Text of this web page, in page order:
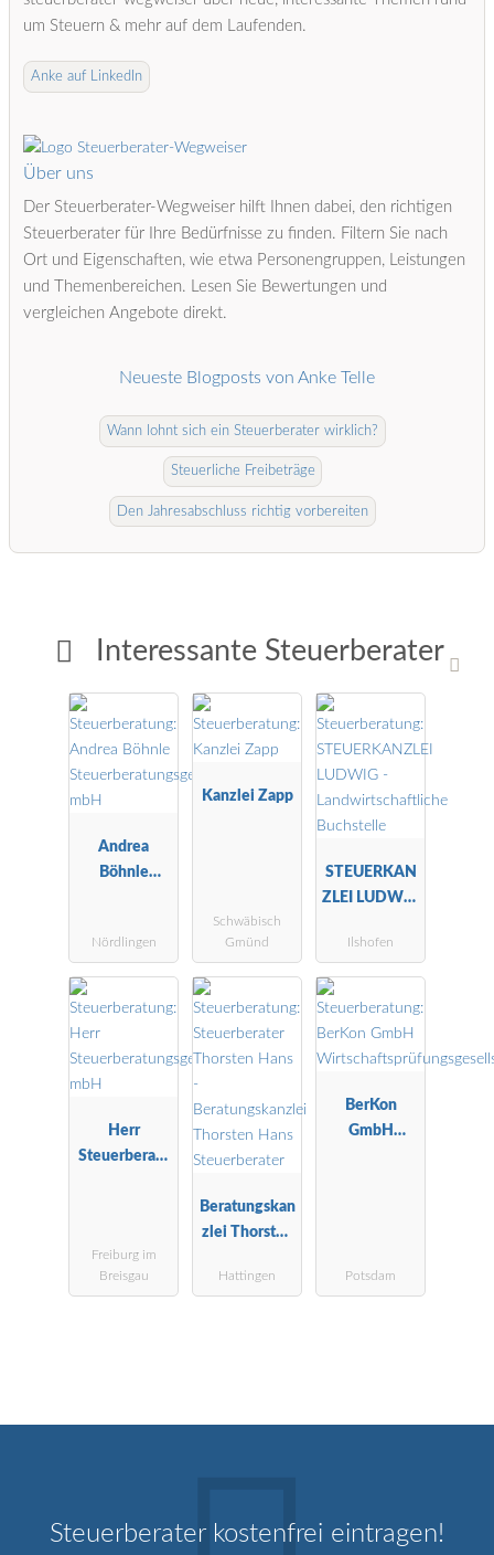
Interessante Steuerberater
Andrea
Böhnle
ft mbH
Nördlingen
Kanzlei Zapp
Schwäbisch
Gmünd
STEUERKAN
ZLEI LUDWIG
Landwirtscha
ftliche
Buchstelle
Ilshofen
Herr
Steuerberatu
Freiburg im
Breisgau
Beratungskan
zlei Thorsten
Steuerberater
Hattingen
BerKon
GmbH
Potsdam
um Steuern & mehr auf dem Laufenden.
Anke auf LinkedIn
Über uns
Der Steuerberater-Wegweiser hilft Ihnen dabei, den richtigen
Steuerberater für Ihre Bedürfnisse zu finden. Filtern Sie nach
Ort und Eigenschaften, wie etwa Personengruppen, Leistungen
und Themenbereichen. Lesen Sie Bewertungen und
vergleichen Angebote direkt.
Neueste Blogposts von Anke Telle
Wann lohnt sich ein Steuerberater wirklich?
Steuerliche Freibeträge
Den Jahresabschluss richtig vorbereiten
Steuerberater kostenfrei eintragen!